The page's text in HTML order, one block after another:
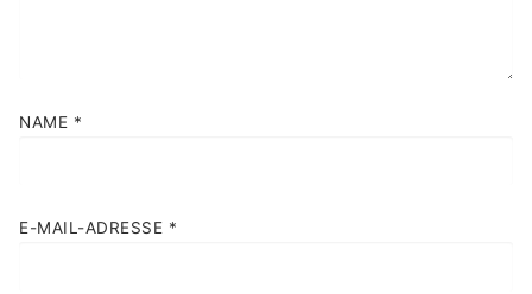
NAME *
E-MAIL-ADRESSE *